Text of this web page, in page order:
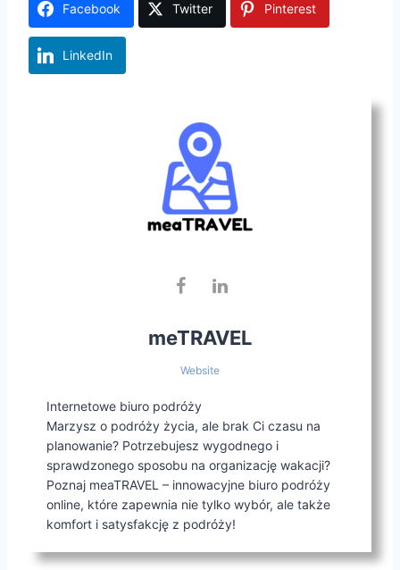
Facebook Twitter Pinterest
LinkedIn
meTRAVEL
Website
Internetowe biuro podróży
Marzysz o podróży życia, ale brak Ci czasu na
planowanie? Potrzebujesz wygodnego i
sprawdzonego sposobu na organizację wakacji?
Poznaj meaTRAVEL – innowacyjne biuro podróży
online, które zapewnia nie tylko wybór, ale także
komfort i satysfakcję z podróży!